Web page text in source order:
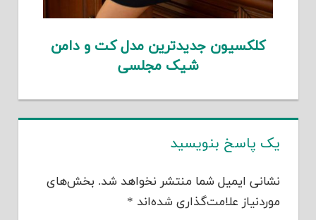
کلکسیون جدیدترین مدل کت و دامن
شیک مجلسی
یک پاسخ بنویسید
نشانی ایمیل شما منتشر نخواهد شد. بخش‌های
موردنیاز علامت‌گذاری شده‌اند *